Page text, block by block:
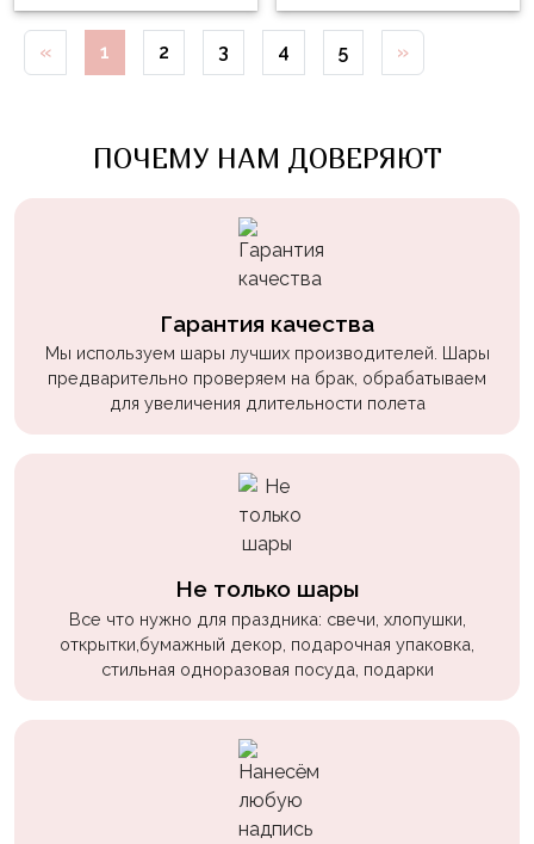
« 1 2 3 4 5 »
ПОЧЕМУ НАМ ДОВЕРЯЮТ
Гарантия качества
Мы используем шары лучших производителей. Шары
предварительно проверяем на брак, обрабатываем
для увеличения длительности полета
Не только шары
Все что нужно для праздника: свечи, хлопушки,
открытки,бумажный декор, подарочная упаковка,
стильная одноразовая посуда, подарки
Звёздные
Войны
Трансформеры
Супергерои
Пиратская
Мальчикам